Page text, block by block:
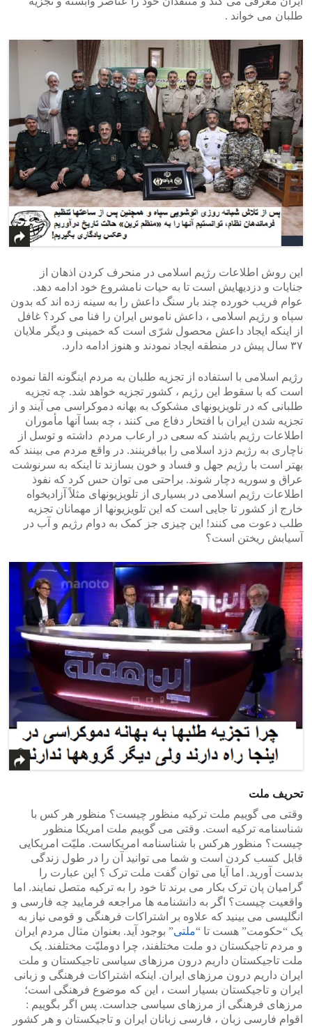
طلبان می خواند .
این روش اطلاعات رژیم اسلامی در منحرف کردن اذهان از
جنایات و دزدیهایش است تا به حیات نامشروع خود ادامه دهد.
عوام فریب خورده چند بار سنگ داعش را به سینه زده اند که بدون
سپاه و رژیم اسلامی ، داعش ناموس ایران را فنا می کرد؟ غافل
از اینکه ایجاد داعش محصول شرّی است که خمینی و دیگر ملایان
۳۷ سال پیش در منطقه ایجاد نمودند و هنوز ادامه دارد.
رژیم اسلامی با استفاده از تجزیه طلبان به مردم اینگونه القا نموده
است که با سقوط این رژیم ، کشور تجزیه خواهد شد. چه تجزیه
طلبانی که در تلویزیونهای مشکوک به بهانه دموکراسی می آیند و از
تجزیه شدن ایران با افتخار دفاع می کنند ، چه بسا آنها مأموران
اطلاعات رژیم باشند که سعی در ارعاب مردم داشته و توسل از
ناچاری به رژیم دزد اسلامی را بیافرینند. در واقع مردم می بینند که
بهتر است با رژیم جهل و فساد و خون بسازند تا اینکه به سرنوشت
عراق و سوریه دچار شوند. براحتی می توان حس کرد که نفوذ
اطلاعات رژیم اسلامی در بسیاری از تلویزیونهای مثلاً آزادیخواه
خارج از کشور تا جایی است که این تلویزیونها از مهمانان تجزیه
طلب دعوت می کنند! این چیزی جز کمک به دوام رژیم و آب در
آسیابش ریختن است؟
تحریف ملت
وقتی می گوییم ملت ترکیه منظور چیست؟ منظور هر کس با
شناسنامه ترکیه است. وقتی می گوییم ملت امریکا منظور
چیست؟ منظور هرکس با شناسنامه امریکاست. ملیّت امریکایی
قابل کسب کردن است و شما می توانید آن را در طول زندگی
بدست آورید. اما آیا می توان گفت ملت ترک ؟ این عبارت را
گرامیان پان ترک بکار می برند تا خود را به ترکیه متصل نمایند. اما
واقعیت چیست؟ اگر به دانشنامه ها مراجعه فرمایید چه فارسی و
انگلیسی می بینید که علاوه بر اشتراکات فرهنگی و قومی نیاز به
یک “حکومت” هست تا “ملتی” بوجود آید. بعنوان مثال مردم ایران
و مردم تاجیکستان دو ملت مختلفند، چرا دوملیّت مختلفند. یک
ملت تاجیکستان داریم درون مرزهای سیاسی تاجیکستان و ملت
ایران داریم درون مرزهای ایران. اینکه اشتراکات فرهنگی و زبانی
ایران و تاجیکستان بسیار است ، این که موضوع فرهنگی است؛
مرزهای فرهنگی از مرزهای سیاسی جداست. پس اگر بگوییم :
اقوام فارسی زبان ، فارسی زبانان ایران و تاجیکستان و هر کشور